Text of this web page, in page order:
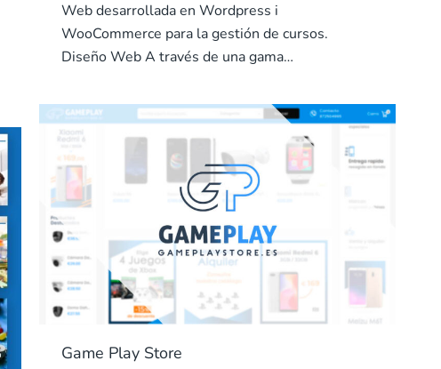
Web desarrollada en Wordpress i
WooCommerce para la gestión de cursos.
Diseño Web A través de una gama…
Game Play Store